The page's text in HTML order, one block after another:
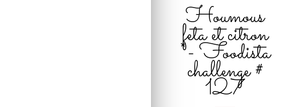
Houmous
feta et citron
*- Foodista
challenge #
127